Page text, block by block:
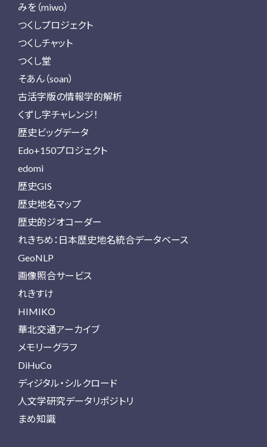
みを（miwo）
つくしプロジェクト
つくしチャット
つくし堂
そあん（soan）
古活字版の情報学的解析
くずし字チャレンジ！
歴史ビッグデータ
Edo+150プロジェクト
edomi
歴史GIS
歴史地名マップ
歴史的ジオコーダー
れきちめ：日本歴史地名統合データベース
GeoNLP
画像照合サービス
れきすけ
HIMIKO
華北交通アーカイブ
メモリーグラフ
DiHuCo
ディジタル・シルクロード
人文学研究データリポジトリ
まめ知識